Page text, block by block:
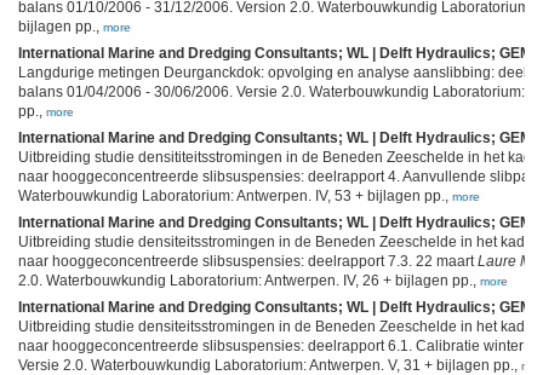
balans 01/10/2006 - 31/12/2006. Version 2.0. Waterbouwkundig Laboratorium:
bijlagen pp., more
International Marine and Dredging Consultants; WL | Delft Hydraulics;
Langdurige metingen Deurganckdok: opvolging en analyse aanslibbing:
balans 01/04/2006 - 30/06/2006. Versie 2.0. Waterbouwkundig Laboratorium:
pp., more
International Marine and Dredging Consultants; WL | Delft Hydraulics;
Uitbreiding studie densititeitsstromingen in de Beneden Zeeschelde in het
naar hooggeconcentreerde slibsuspensies: deelrapport 4. Aanvullende
Waterbouwkundig Laboratorium: Antwerpen. IV, 53 + bijlagen pp., more
International Marine and Dredging Consultants; WL | Delft Hydraulics;
Uitbreiding studie densiteitsstromingen in de Beneden Zeeschelde in het kader
naar hooggeconcentreerde slibsuspensies: deelrapport 7.3. 22 maartLaure
2.0. Waterbouwkundig Laboratorium: Antwerpen. IV, 26 + bijlagen pp., more
International Marine and Dredging Consultants; WL | Delft Hydraulics;
Uitbreiding studie densiteitsstromingen in de Beneden Zeeschelde in het kader
naar hooggeconcentreerde slibsuspensies: deelrapport 6.1. Calibratie winter
Versie 2.0. Waterbouwkundig Laboratorium: Antwerpen. V, 31 + bijlagen pp.,